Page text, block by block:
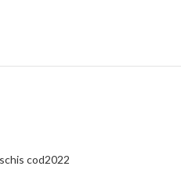
cod2022